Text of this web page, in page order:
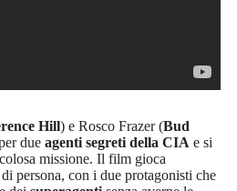
Hill) e Rosco Frazer (Bud
due agenti segreti della CIA e si
missione. Il film gioca
persona, con i due protagonisti che